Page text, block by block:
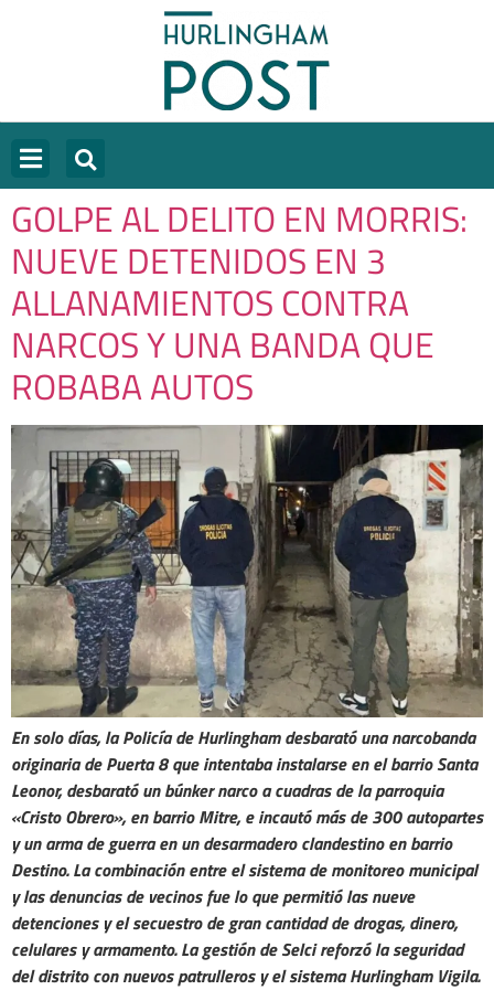
GOLPE AL DELITO EN MORRIS:
NUEVE DETENIDOS EN 3
ALLANAMIENTOS CONTRA
NARCOS Y UNA BANDA QUE
ROBABA AUTOS
En solo días, la Policía de Hurlingham desbarató una narcobanda
originaria de Puerta 8 que intentaba instalarse en el barrio Santa
Leonor, desbarató un búnker narco a cuadras de la parroquia
«Cristo Obrero», en barrio Mitre, e incautó más de 300 autopartes
y un arma de guerra en un desarmadero clandestino en barrio
Destino. La combinación entre el sistema de monitoreo municipal
y las denuncias de vecinos fue lo que permitió las nueve
detenciones y el secuestro de gran cantidad de drogas, dinero,
celulares y armamento. La gestión de Selci reforzó la seguridad
del distrito con nuevos patrulleros y el sistema Hurlingham Vigila.